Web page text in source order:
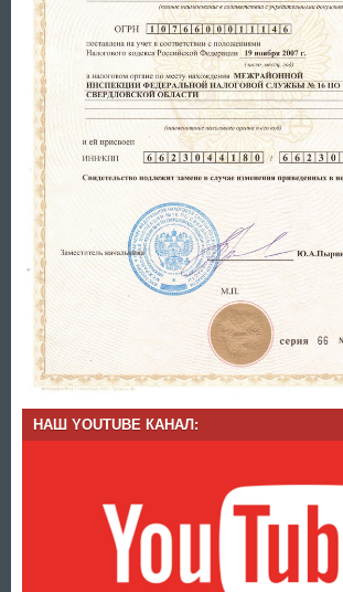
НАШ YOUTUBE КАНАЛ: